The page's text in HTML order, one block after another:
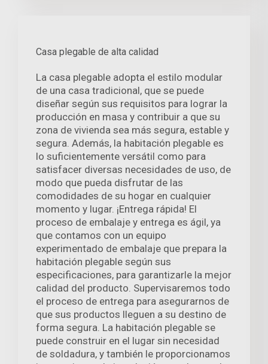
Casa plegable de alta calidad
La casa plegable adopta el estilo modular
de una casa tradicional, que se puede
diseñar según sus requisitos para lograr la
producción en masa y contribuir a que su
zona de vivienda sea más segura, estable y
segura. Además, la habitación plegable es
lo suficientemente versátil como para
satisfacer diversas necesidades de uso, de
modo que pueda disfrutar de las
comodidades de su hogar en cualquier
momento y lugar. ¡Entrega rápida! El
proceso de embalaje y entrega es ágil, ya
que contamos con un equipo
experimentado de embalaje que prepara la
habitación plegable según sus
especificaciones, para garantizarle la mejor
calidad del producto. Supervisaremos todo
el proceso de entrega para asegurarnos de
que sus productos lleguen a su destino de
forma segura. La habitación plegable se
puede construir en el lugar sin necesidad
de soldadura, y también le proporcionamos